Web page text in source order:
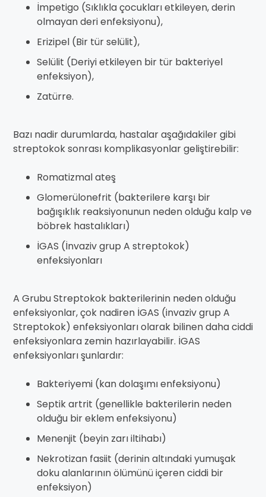
İmpetigo (Sıklıkla çocukları etkileyen, derin
olmayan deri enfeksiyonu),
Erizipel (Bir tür selülit),
Selülit (Deriyi etkileyen bir tür bakteriyel
enfeksiyon),
Zatürre.
Bazı nadir durumlarda, hastalar aşağıdakiler gibi
streptokok sonrası komplikasyonlar geliştirebilir:
Romatizmal ateş
Glomerülonefrit (bakterilere karşı bir
bağışıklık reaksiyonunun neden olduğu kalp ve
böbrek hastalıkları)
İGAS (İnvaziv grup A streptokok)
enfeksiyonları
A Grubu Streptokok bakterilerinin neden olduğu
enfeksiyonlar, çok nadiren İGAS (invaziv grup A
Streptokok) enfeksiyonları olarak bilinen daha ciddi
enfeksiyonlara zemin hazırlayabilir. İGAS
enfeksiyonları şunlardır:
Bakteriyemi (kan dolaşımı enfeksiyonu)
Septik artrit (genellikle bakterilerin neden
olduğu bir eklem enfeksiyonu)
Menenjit (beyin zarı iltihabı)
Nekrotizan fasiit (derinin altındaki yumuşak
doku alanlarının ölümünü içeren ciddi bir
enfeksiyon)